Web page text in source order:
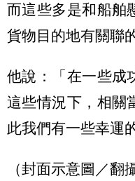
而這些多是和船舶
貨物目的地有關聯
他說：「在一些成
這些情況下，相關
此我們有一些幸運
（封面示意圖／翻